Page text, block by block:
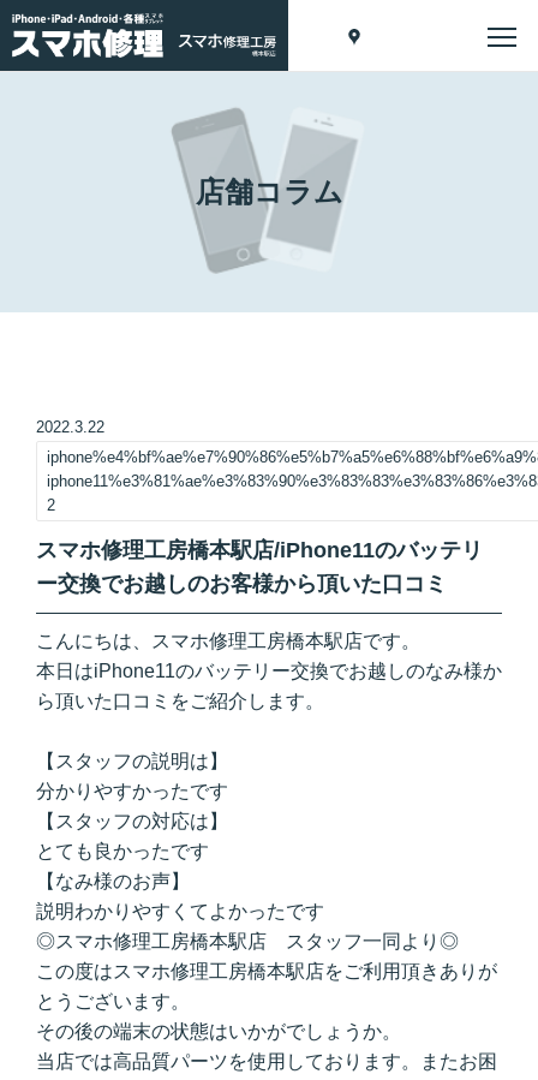
店舗コラム
2022.3.22
2
スマホ修理工房橋本駅店/iPhone11のバッテリ
ー交換でお越しのお客様から頂いた口コミ
こんにちは、スマホ修理工房橋本駅店です。
本日はiPhone11のバッテリー交換でお越しのなみ様か
ら頂いた口コミをご紹介します。
【スタッフの説明は】
分かりやすかったです
【スタッフの対応は】
とても良かったです
【なみ様のお声】
説明わかりやすくてよかったです
◎スマホ修理工房橋本駅店 スタッフ一同より◎
この度はスマホ修理工房橋本駅店をご利用頂きありが
とうございます。
その後の端末の状態はいかがでしょうか。
当店では高品質パーツを使用しております。またお困